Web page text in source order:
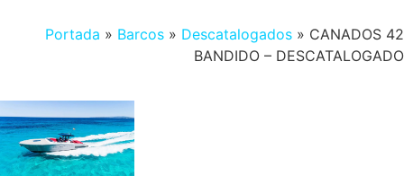
Portada » Barcos » Descatalogados » CANADOS 42
BANDIDO – DESCATALOGADO